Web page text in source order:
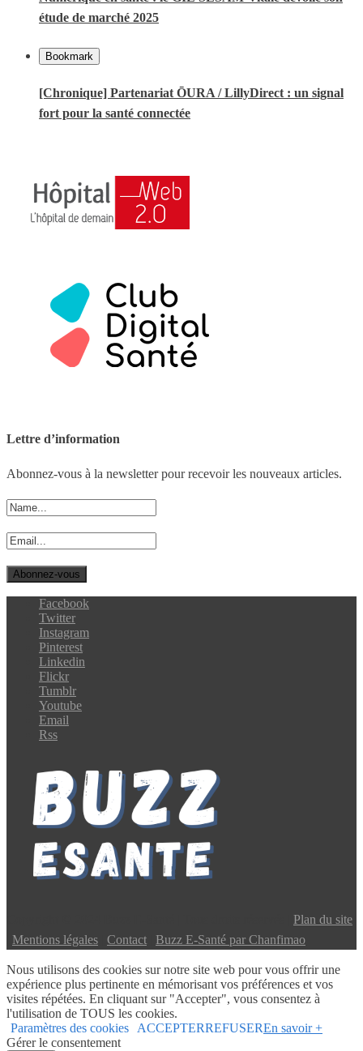
étude de marché 2025
Bookmark
[Chronique] Partenariat ŌURA / LillyDirect : un signal
fort pour la santé connectée
Lettre d’information
Abonnez-vous à la newsletter pour recevoir les nouveaux articles.
Facebook
Twitter
Instagram
Pinterest
Linkedin
Flickr
Tumblr
Youtube
Email
Rss
Plan du site
Mentions légales Contact Buzz E-Santé par Chanfimao
Nous utilisons des cookies sur notre site web pour vous offrir une
expérience plus pertinente en mémorisant vos préférences et vos
visites répétées. En cliquant sur "Accepter", vous consentez à
l'utilisation de TOUS les cookies.
Paramètres des cookies ACCEPTERREFUSEREn savoir +
Gérer le consentement